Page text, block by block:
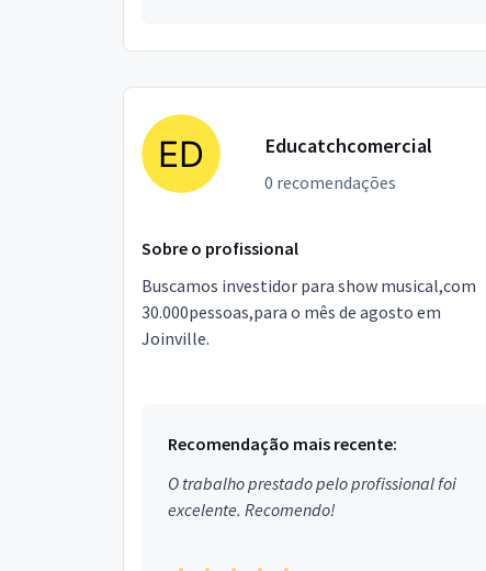
Educatchcomercial
0 recomendações
Sobre o profissional
Buscamos investidor para show musical,com
30.000pessoas,para o mês de agosto em
Joinville.
Recomendação mais recente:
O trabalho prestado pelo profissional foi
excelente. Recomendo!